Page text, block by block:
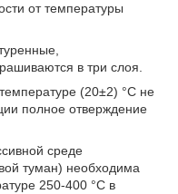
от температуры
в три слоя.
(20±2) °С не
полное отверждение
среде
туман) необходима
250-400 °С в